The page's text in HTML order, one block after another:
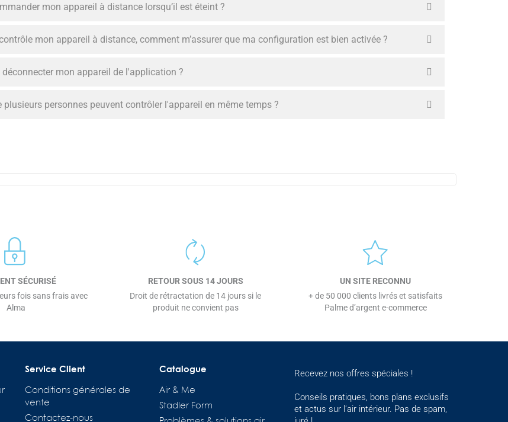
mon appareil à distance lorsqu’il est éteint ?
mon appareil à distance, comment m’assurer que ma configuration est bien activée ?
déconnecter mon appareil de l'application ?
plusieurs personnes peuvent contrôler l'appareil en même temps ?
SÉCURISÉ
fois sans frais avec
Alma
RETOUR SOUS 14 JOURS
Droit de rétractation de 14 jours si le
produit ne convient pas
UN SITE RECONNU
+ de 50 000 clients livrés et satisfaits
Palme d’argent e-commerce
Service Client
Conditions générales de
vente
Contactez-nous
Catalogue
Air & Me
Stadler Form
Recevez nos offres spéciales !
Conseils pratiques, bons plans exclusifs
et actus sur l’air intérieur. Pas de spam,